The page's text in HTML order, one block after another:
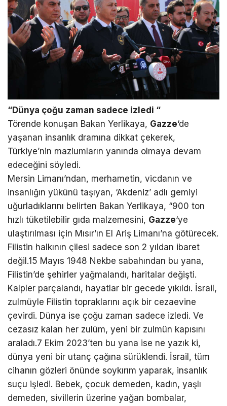
“Dünya çoğu zaman sadece izledi “
Törende konuşan Bakan Yerlikaya, Gazze‘de
yaşanan insanlık dramına dikkat çekerek,
Türkiye’nin mazlumların yanında olmaya devam
edeceğini söyledi.
Mersin Limanı’ndan, merhametin, vicdanın ve
insanlığın yükünü taşıyan, ‘Akdeniz’ adlı gemiyi
uğurladıklarını belirten Bakan Yerlikaya, “900 ton
hızlı tüketilebilir gıda malzemesini, Gazze‘ye
ulaştırılması için Mısır’ın El Ariş Limanı’na götürecek.
Filistin halkının çilesi sadece son 2 yıldan ibaret
değil.15 Mayıs 1948 Nekbe sabahından bu yana,
Filistin’de şehirler yağmalandı, haritalar değişti.
Kalpler parçalandı, hayatlar bir gecede yıkıldı. İsrail,
zulmüyle Filistin topraklarını açık bir cezaevine
çevirdi. Dünya ise çoğu zaman sadece izledi. Ve
cezasız kalan her zulüm, yeni bir zulmün kapısını
araladı.7 Ekim 2023’ten bu yana ise ne yazık ki,
dünya yeni bir utanç çağına sürüklendi. İsrail, tüm
cihanın gözleri önünde soykırım yaparak, insanlık
suçu işledi. Bebek, çocuk demeden, kadın, yaşlı
demeden, sivillerin üzerine yağan bombalar,